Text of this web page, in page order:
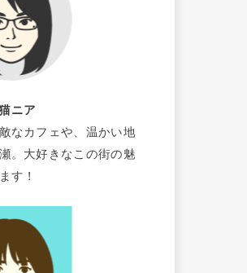
ニア
なカフェや、温かい地
。大好きなこの街の魅
す！